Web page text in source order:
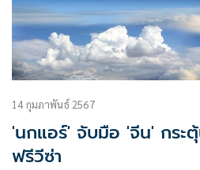
14 กุมภาพันธ์ 2567
'นกแอร์' จับมือ 'จีน' กระ
ฟรีวีซ่า